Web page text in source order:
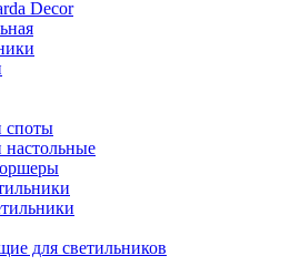
Decor
споты
для светильников